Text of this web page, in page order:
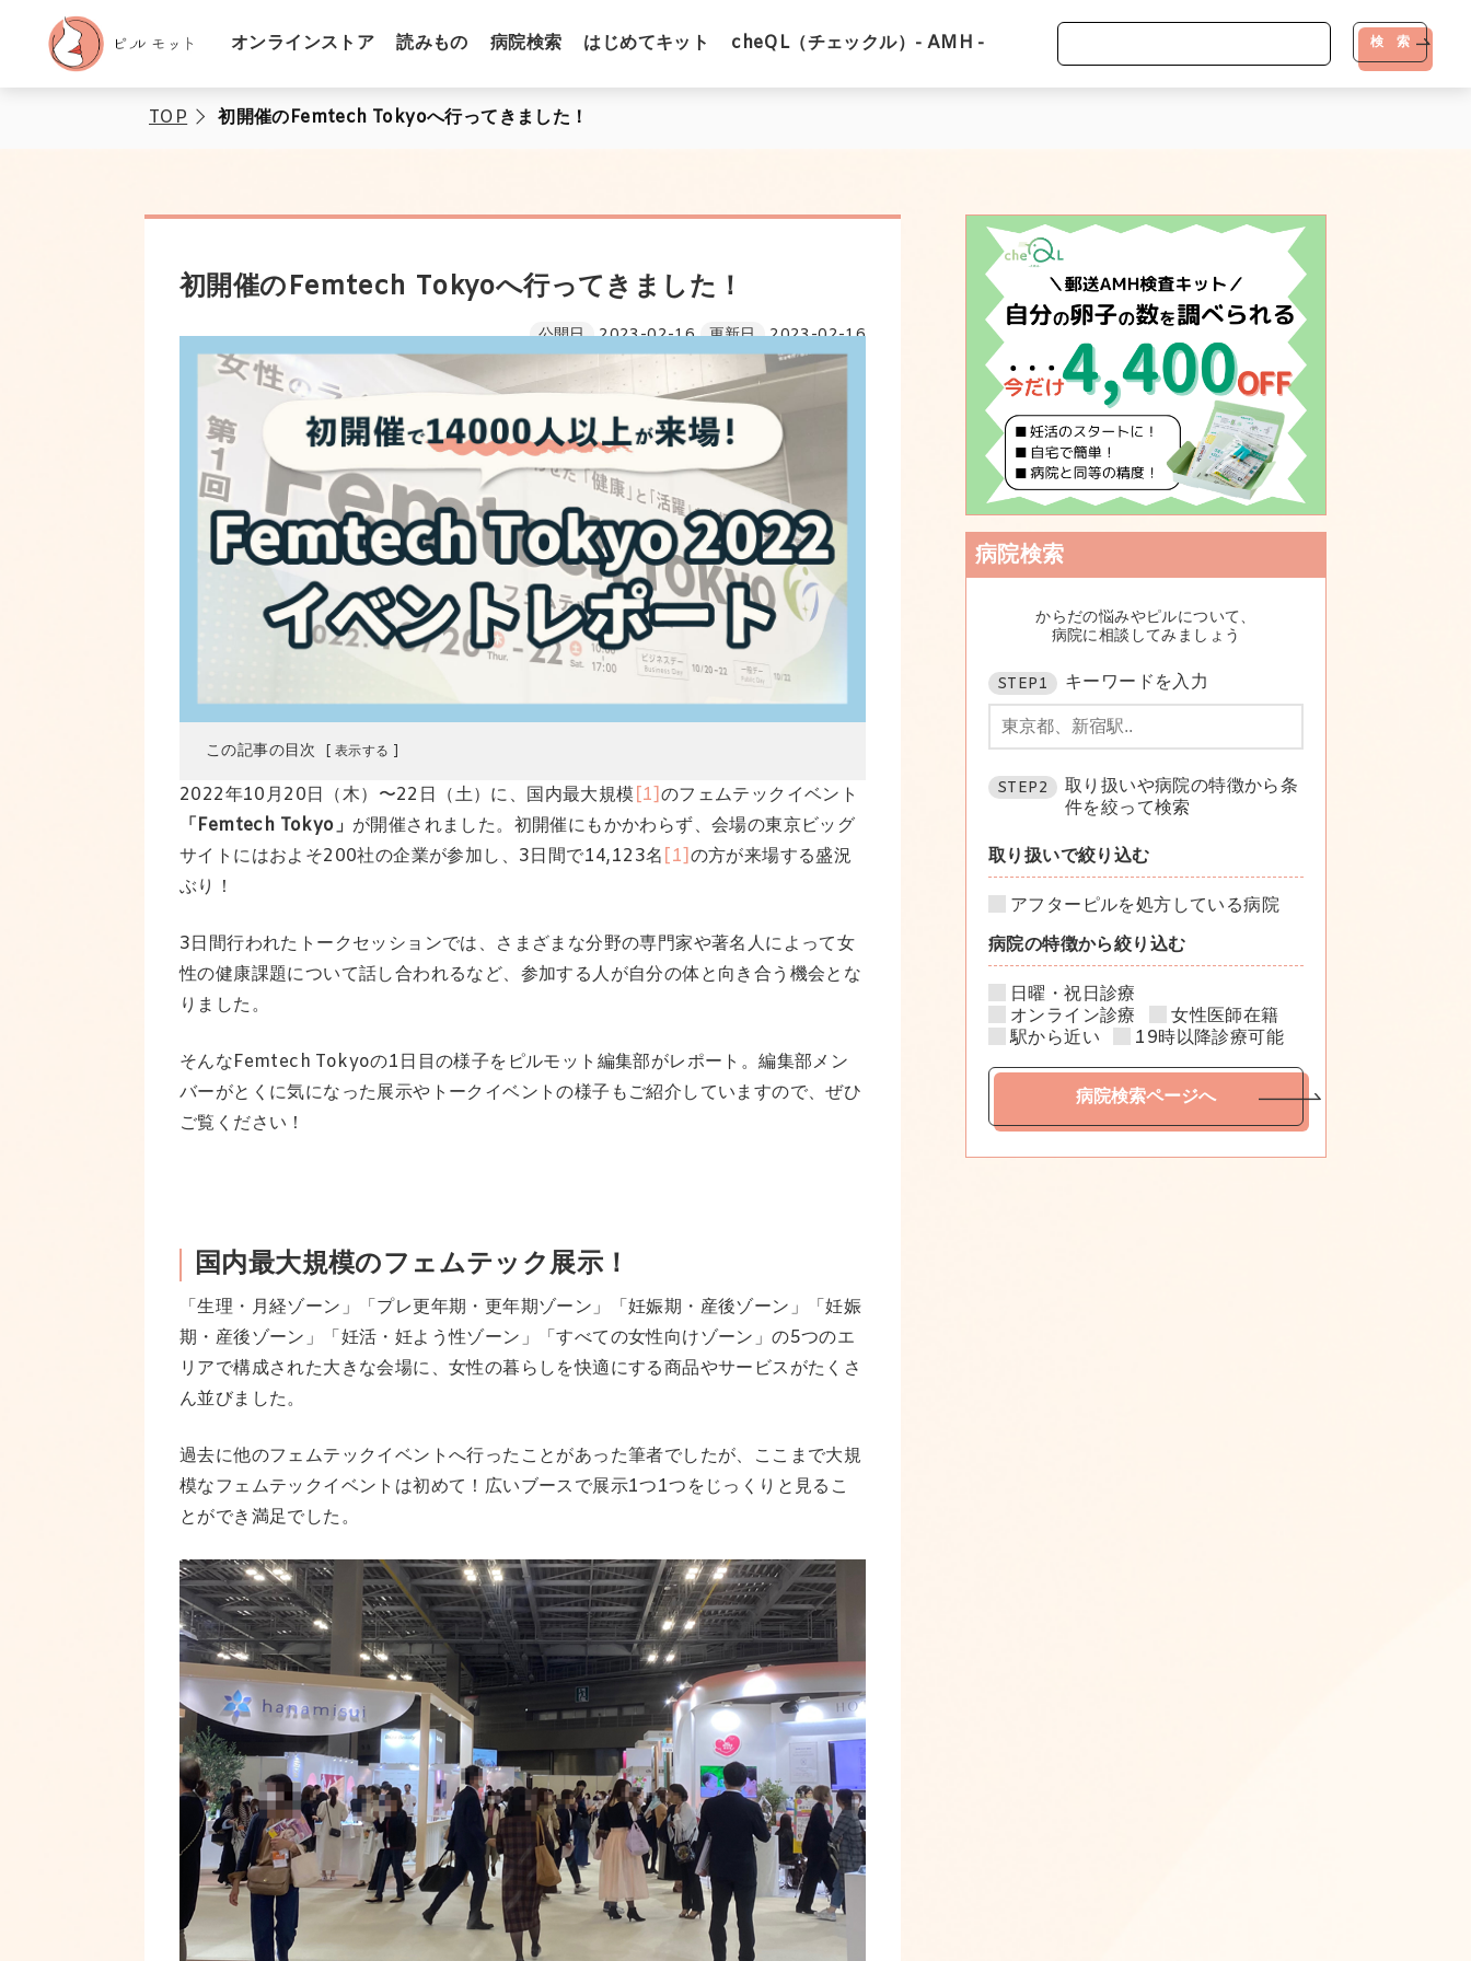
オンラインストア 読みもの 病院検索 はじめてキット cheQL（チェックル）- AMH - 検 索
TOP 初開催のFemtech Tokyoへ行ってきました！
初開催のFemtech Tokyoへ行ってきました！
公開日 2023-02-16 更新日 2023-02-16
この記事の目次
有識者や著名人によるセミナーも実施
ピルモット編集部が気になったブース
2022年10月20日（木）〜22日（土）に、国内最大規模 [1]のフェムテックイベント
「Femtech Tokyo」 が開催されました。初開催にもかかわらず、会場の東京ビッグ
サイトにはおよそ200社の企業が参加し、3日間で14,123名 [1]の方が来場する盛況
ぶり！
3日間行われたトークセッションでは、さまざまな分野の専門家や著名人によって女
性の健康課題について話し合われるなど、参加する人が自分の体と向き合う機会とな
りました。
そんなFemtech Tokyoの1日目の様子をピルモット編集部がレポート。編集部メン
バーがとくに気になった展示やトークイベントの様子もご紹介していますので、ぜひ
ご覧ください！
国内最大規模のフェムテック展示！
「生理・月経ゾーン」「プレ更年期・更年期ゾーン」「妊娠期・産後ゾーン」「妊娠
期・産後ゾーン」「妊活・妊よう性ゾーン」「すべての女性向けゾーン」の5つのエ
リアで構成された大きな会場に、女性の暮らしを快適にする商品やサービスがたくさ
ん並びました。
過去に他のフェムテックイベントへ行ったことがあった筆者でしたが、ここまで大規
模なフェムテックイベントは初めて！広いブースで展示1つ1つをじっくりと見るこ
とができ満足でした。
病院検索
からだの悩みやピルについて、
病院に相談してみましょう
STEP1 キーワードを入力
STEP2
取り扱いや病院の特徴から条
件を絞って検索
取り扱いで絞り込む
アフターピルを処方している病院
病院の特徴から絞り込む
日曜・祝日診療
オンライン診療
女性医師在籍
駅から近い
19時以降診療可能
病院検索ページへ